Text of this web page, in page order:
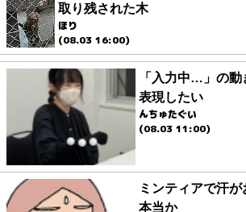
取り残された木
ほり
(08.03 16:00)
「入力中…」の
表現したい
んちゅたぐい
(08.03 11:00)
ミンティアで汗
本当か